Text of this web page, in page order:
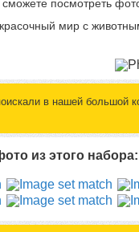
посмотреть
мир с
в нашей большой
из этого набора: